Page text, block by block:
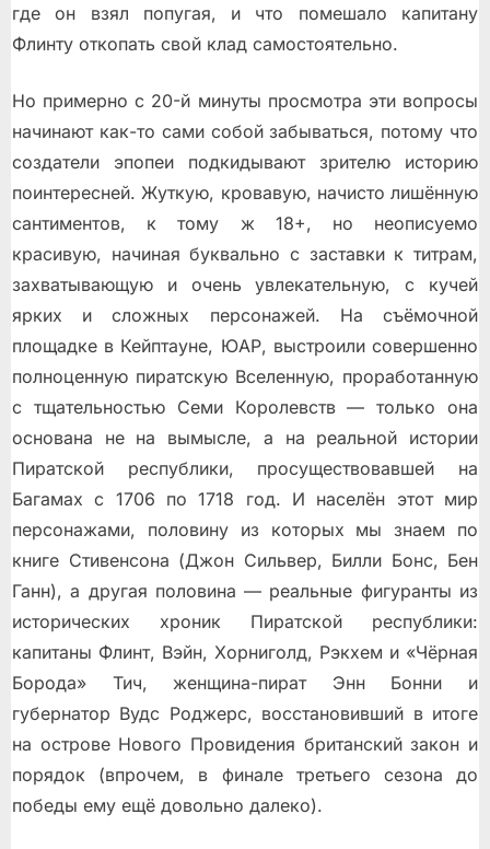
где он взял попугая, и что помешало капитану
Флинту откопать свой клад самостоятельно.
Но примерно с 20-й минуты просмотра эти вопросы
начинают как-то сами собой забываться, потому что
создатели эпопеи подкидывают зрителю историю
поинтересней. Жуткую, кровавую, начисто лишённую
сантиментов, к тому ж 18+, но неописуемо
красивую, начиная буквально с заставки к титрам,
захватывающую и очень увлекательную, с кучей
ярких и сложных персонажей. На съёмочной
площадке в Кейптауне, ЮАР, выстроили совершенно
полноценную пиратскую Вселенную, проработанную
с тщательностью Семи Королевств — только она
основана не на вымысле, а на реальной истории
Пиратской республики, просуществовавшей на
Багамах с 1706 по 1718 год. И населён этот мир
персонажами, половину из которых мы знаем по
книге Стивенсона (Джон Сильвер, Билли Бонс, Бен
Ганн), а другая половина — реальные фигуранты из
исторических хроник Пиратской республики:
капитаны Флинт, Вэйн, Хорниголд, Рэкхем и «Чёрная
Борода» Тич, женщина-пират Энн Бонни и
губернатор Вудс Роджерс, восстановивший в итоге
на острове Нового Провидения британский закон и
порядок (впрочем, в финале третьего сезона до
победы ему ещё довольно далеко).